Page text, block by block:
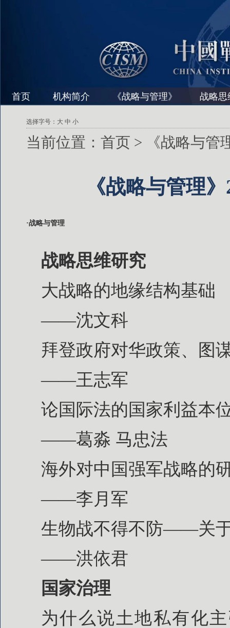
首页 机构简介 《战略与管理》 战略思
选择字号： 大 中 小
当前位置： 首页 > 《战略与管
《战略与管理
·战略与管理
战略思维研究
大战略的地缘结构基础
——沈文科
拜登政府对华政策、图
——王志军
论国际法的国家利益本
——葛淼 马忠法
海外对中国强军战略的
——李月军
生物战不得不防——关
——洪依君
国家治理
为什么说土地私有化